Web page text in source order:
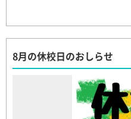
8月の休校日のおしらせ